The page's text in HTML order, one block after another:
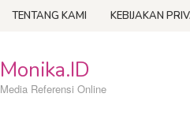
TENTANG KAMI KEBIJAKAN
Monika.ID
Media Referensi Online